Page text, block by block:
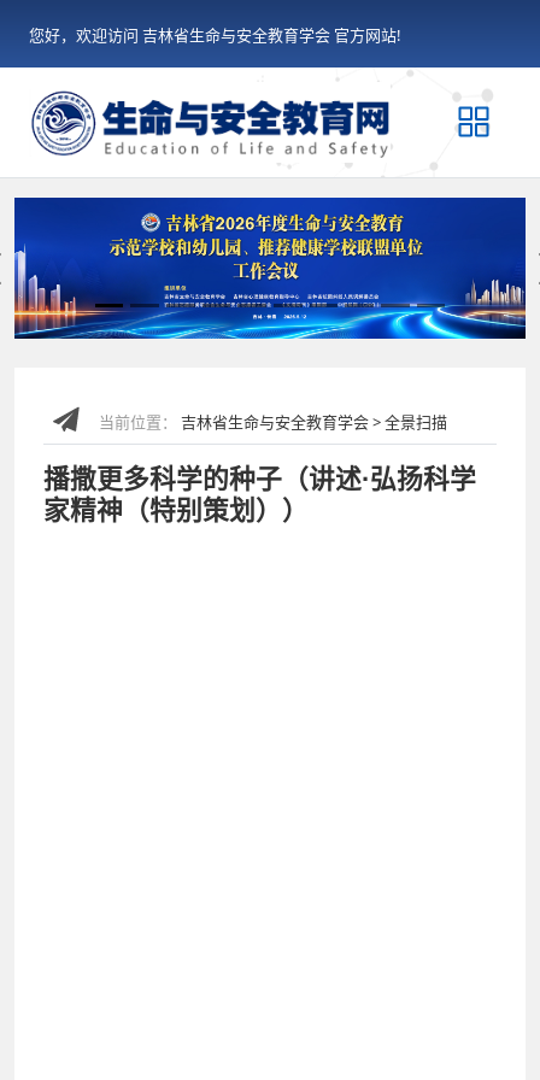
您好，欢迎访问 吉林省生命与安全教育学会 官方网站!
当前位置： 吉林省生命与安全教育学会 > 全景扫描
播撒更多科学的种子（讲述·弘扬科学
家精神（特别策划））